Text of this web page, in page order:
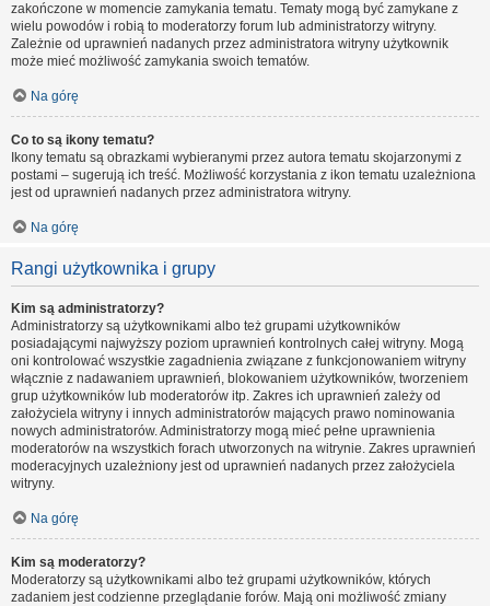
zakończone w momencie zamykania tematu. Tematy mogą być zamykane z
wielu powodów i robią to moderatorzy forum lub administratorzy witryny.
Zależnie od uprawnień nadanych przez administratora witryny użytkownik
może mieć możliwość zamykania swoich tematów.
Na górę
Co to są ikony tematu?
Ikony tematu są obrazkami wybieranymi przez autora tematu skojarzonymi z
postami – sugerują ich treść. Możliwość korzystania z ikon tematu uzależniona
jest od uprawnień nadanych przez administratora witryny.
Na górę
Rangi użytkownika i grupy
Kim są administratorzy?
Administratorzy są użytkownikami albo też grupami użytkowników
posiadającymi najwyższy poziom uprawnień kontrolnych całej witryny. Mogą
oni kontrolować wszystkie zagadnienia związane z funkcjonowaniem witryny
włącznie z nadawaniem uprawnień, blokowaniem użytkowników, tworzeniem
grup użytkowników lub moderatorów itp. Zakres ich uprawnień zależy od
założyciela witryny i innych administratorów mających prawo nominowania
nowych administratorów. Administratorzy mogą mieć pełne uprawnienia
moderatorów na wszystkich forach utworzonych na witrynie. Zakres uprawnień
moderacyjnych uzależniony jest od uprawnień nadanych przez założyciela
witryny.
Na górę
Kim są moderatorzy?
Moderatorzy są użytkownikami albo też grupami użytkowników, których
zadaniem jest codzienne przeglądanie forów. Mają oni możliwość zmiany